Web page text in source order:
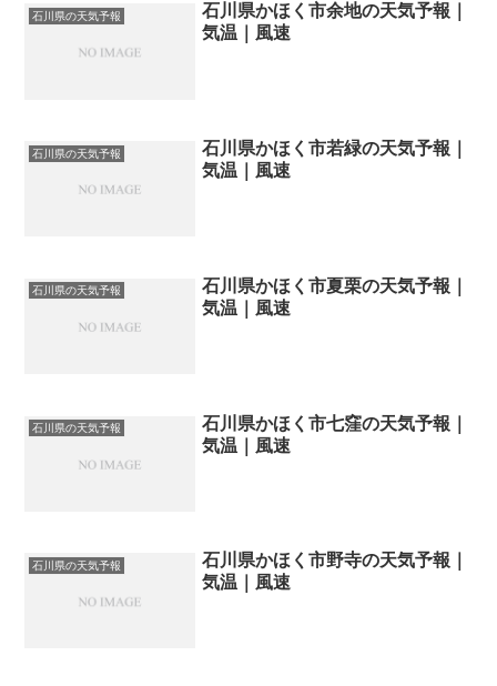
石川県の天気予報
石川県かほく市余地の天気予報｜
気温｜風速
石川県の天気予報
石川県かほく市若緑の天気予報｜
気温｜風速
石川県の天気予報
石川県かほく市夏栗の天気予報｜
気温｜風速
石川県の天気予報
石川県かほく市七窪の天気予報｜
気温｜風速
石川県の天気予報
石川県かほく市野寺の天気予報｜
気温｜風速